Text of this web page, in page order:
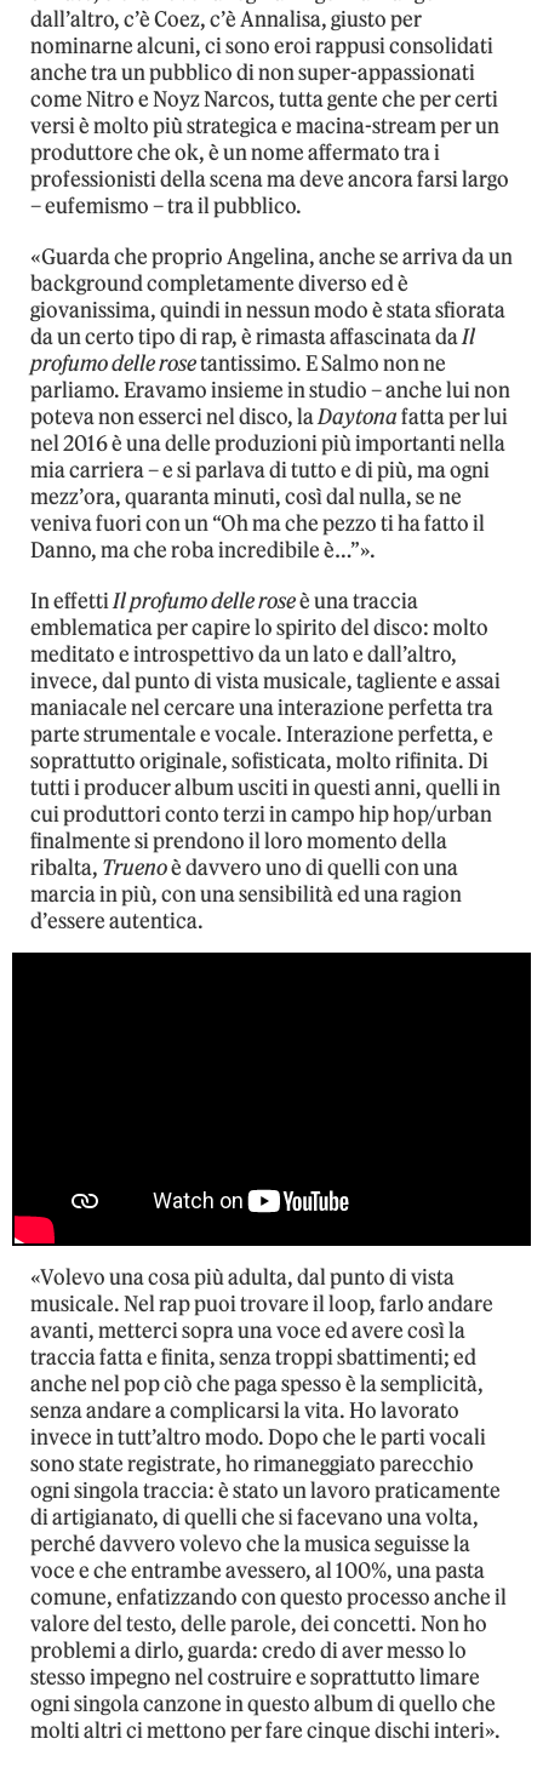
dall’altro, c’è Coez, c’è Annalisa, giusto per
nominarne alcuni, ci sono eroi rappusi consolidati
anche tra un pubblico di non super-appassionati
come Nitro e Noyz Narcos, tutta gente che per certi
versi è molto più strategica e macina-stream per un
produttore che ok, è un nome affermato tra i
professionisti della scena ma deve ancora farsi largo
– eufemismo – tra il pubblico.
«Guarda che proprio Angelina, anche se arriva da un
background completamente diverso ed è
giovanissima, quindi in nessun modo è stata sfiorata
da un certo tipo di rap, è rimasta affascinata daIl
profumo delle rosetantissimo. E Salmo non ne
parliamo. Eravamo insieme in studio – anche lui non
poteva non esserci nel disco, laDaytonafatta per lui
nel 2016 è una delle produzioni più importanti nella
mia carriera – e si parlava di tutto e di più, ma ogni
mezz’ora, quaranta minuti, così dal nulla, se ne
veniva fuori con un “Oh ma che pezzo ti ha fatto il
Danno, ma che roba incredibile è…”».
In effettiIl profumo delle roseè una traccia
emblematica per capire lo spirito del disco: molto
meditato e introspettivo da un lato e dall’altro,
invece, dal punto di vista musicale, tagliente e assai
maniacale nel cercare una interazione perfetta tra
parte strumentale e vocale. Interazione perfetta, e
soprattutto originale, sofisticata, molto rifinita. Di
tutti i producer album usciti in questi anni, quelli in
cui produttori conto terzi in campo hip hop/urban
finalmente si prendono il loro momento della
ribalta, Truenoè davvero uno di quelli con una
marcia in più, con una sensibilità ed una ragion
d’essere autentica.
«Volevo una cosa più adulta, dal punto di vista
musicale. Nel rap puoi trovare il loop, farlo andare
avanti, metterci sopra una voce ed avere così la
traccia fatta e finita, senza troppi sbattimenti; ed
anche nel pop ciò che paga spesso è la semplicità,
senza andare a complicarsi la vita. Ho lavorato
invece in tutt’altro modo. Dopo che le parti vocali
sono state registrate, ho rimaneggiato parecchio
ogni singola traccia: è stato un lavoro praticamente
di artigianato, di quelli che si facevano una volta,
perché davvero volevo che la musica seguisse la
voce e che entrambe avessero, al 100%, una pasta
comune, enfatizzando con questo processo anche il
valore del testo, delle parole, dei concetti. Non ho
problemi a dirlo, guarda: credo di aver messo lo
stesso impegno nel costruire e soprattutto limare
ogni singola canzone in questo album di quello che
molti altri ci mettono per fare cinque dischi interi».